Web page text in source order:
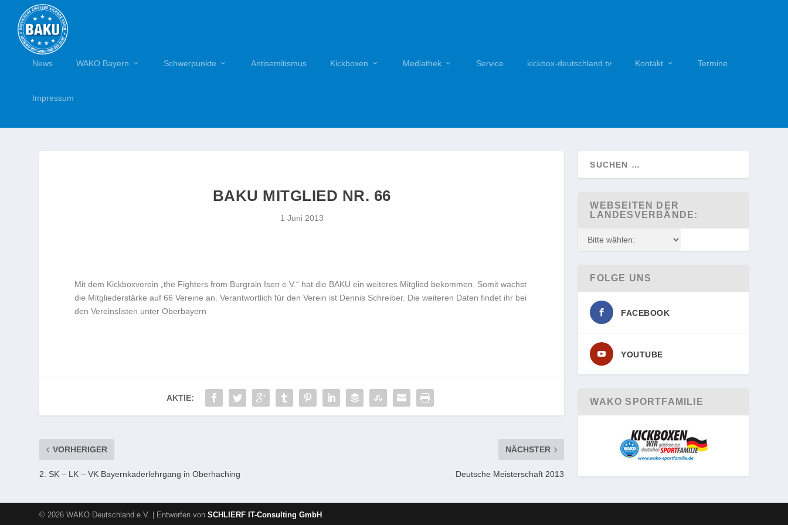
News WAKO Bayern Schwerpunkte Antisemitismus Kickboxen Mediathek Service kickbox-deutschland.tv Kontakt Termine
Impressum
BAKU MITGLIED NR. 66
1 Juni 2013
Mit dem Kickboxverein „the Fighters from Burgrain Isen e.V.“ hat die BAKU ein weiteres Mitglied bekommen. Somit wächst
die Mitgliederstärke auf 66 Vereine an. Verantwortlich für den Verein ist Dennis Schreiber. Die weiteren Daten findet ihr bei
den Vereinslisten unter Oberbayern
AKTIE:
VORHERIGER
2. SK – LK – VK Bayernkaderlehrgang in Oberhaching
NÄCHSTER
Deutsche Meisterschaft 2013
WEBSEITEN DER
LANDESVERBÄNDE:
FOLGE UNS
FACEBOOK
YOUTUBE
WAKO SPORTFAMILIE
© 2026 WAKO Deutschland e.V. | Entworfen vonSCHLIERF IT-Consulting GmbH